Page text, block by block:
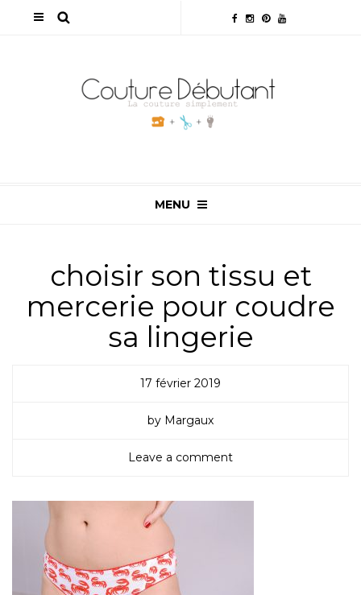
MENU
choisir son tissu et
mercerie pour coudre
sa lingerie
17 février 2019
by Margaux
Leave a comment